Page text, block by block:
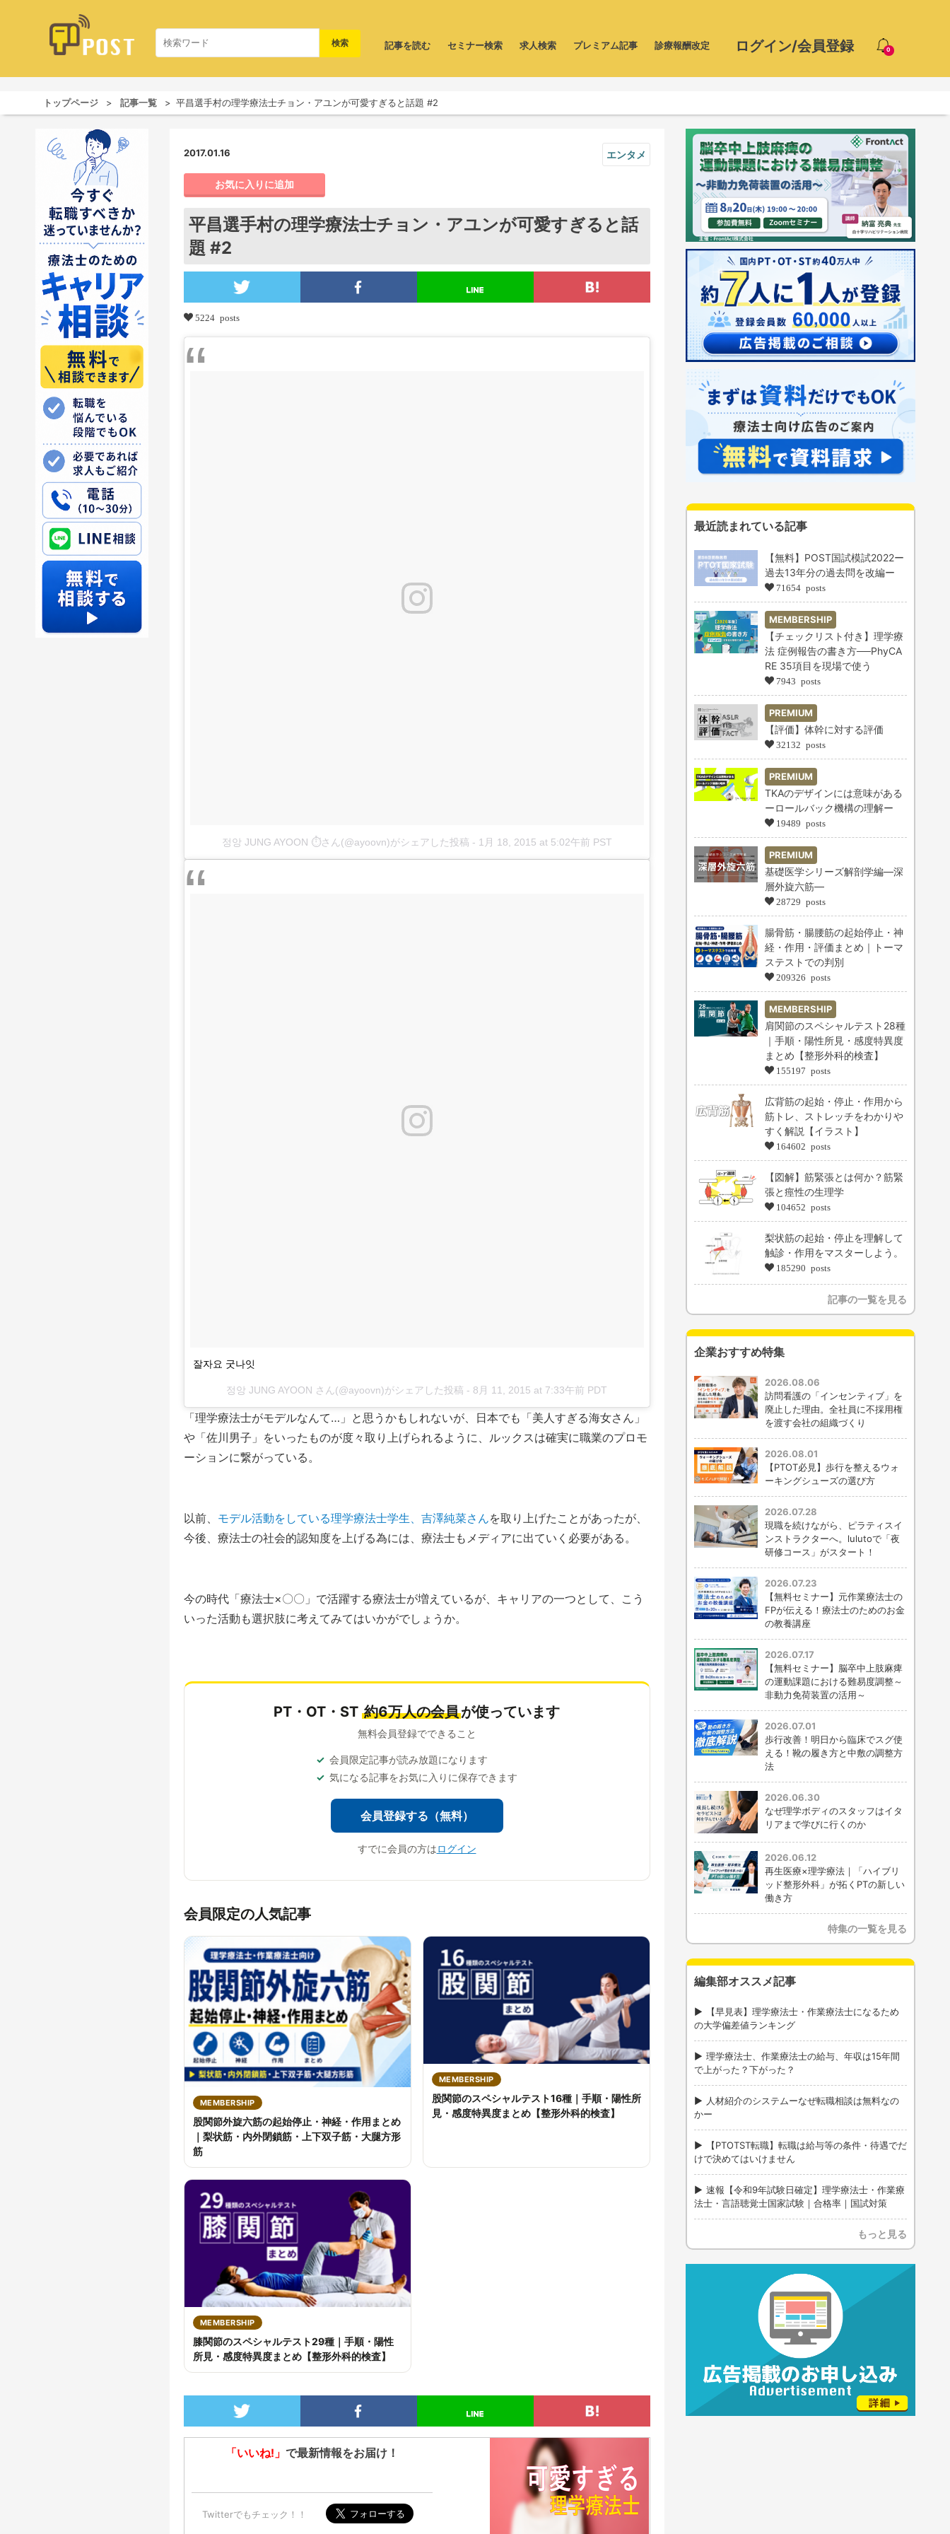
0
ログイン/会員登録
記事を読む セミナー検索 求人検索 プレミアム記事 診療報酬改定
トップページ 記事一覧 平昌選手村の理学療法士チョン・アユンが可愛すぎると話題 #2
2017.01.16 エンタメ
お気に入りに追加
平昌選手村の理学療法士チョン・アユンが可愛すぎると話
題 #2
5224 posts
정앙 JUNG AYOON ⏱さん(@ayoovn)がシェアした投稿 - 1月 18, 2015 at 5:02午前 PST
잘자요 굿나잇
정앙 JUNG AYOON さん(@ayoovn)がシェアした投稿 - 8月 11, 2015 at 7:33午前 PDT
「理学療法士がモデルなんて…」と思うかもしれないが、日本でも「美人すぎる海女さん」
や「佐川男子」をいったものが度々取り上げられるように、ルックスは確実に職業のプロモ
ーションに繋がっている。
以前、 モデル活動をしている理学療法士学生、吉澤純菜さんを取り上げたことがあったが、
今後、療法士の社会的認知度を上げる為には、療法士もメディアに出ていく必要がある。
今の時代「療法士×〇〇」で活躍する療法士が増えているが、キャリアの一つとして、こう
いった活動も選択肢に考えてみてはいかがでしょうか。
PT・OT・ST 約6万人の会員が使っています
無料会員登録でできること
会員限定記事が読み放題になります
気になる記事をお気に入りに保存できます
会員登録する（無料）
すでに会員の方はログイン
会員限定の人気記事
MEMBERSHIP
股関節外旋六筋の起始停止・神経・作用まとめ
｜梨状筋・内外閉鎖筋・上下双子筋・大腿方形
筋
MEMBERSHIP
股関節のスペシャルテスト16種｜手順・陽性所
見・感度特異度まとめ【整形外科的検査】
MEMBERSHIP
膝関節のスペシャルテスト29種｜手順・陽性
所見・感度特異度まとめ【整形外科的検査】
「いいね!」 で最新情報をお届け！
Twitterでもチェック！！
最近読まれている記事
【無料】POST国試模試2022ー
過去13年分の過去問を改編ー
71654 posts
MEMBERSHIP
【チェックリスト付き】理学療
法 症例報告の書き方──PhyCA
RE 35項目を現場で使う
7943 posts
PREMIUM
【評価】体幹に対する評価
32132 posts
PREMIUM
TKAのデザインには意味がある
ーロールバック機構の理解ー
19489 posts
PREMIUM
基礎医学シリーズ解剖学編―深
層外旋六筋―
28729 posts
腸骨筋・腸腰筋の起始停止・神
経・作用・評価まとめ｜トーマ
ステストでの判別
209326 posts
MEMBERSHIP
肩関節のスペシャルテスト28種
｜手順・陽性所見・感度特異度
まとめ【整形外科的検査】
155197 posts
広背筋の起始・停止・作用から
筋トレ、ストレッチをわかりや
すく解説【イラスト】
164602 posts
【図解】筋緊張とは何か？筋緊
張と痙性の生理学
104652 posts
梨状筋の起始・停止を理解して
触診・作用をマスターしよう。
185290 posts
記事の一覧を見る
企業おすすめ特集
2026.08.06
訪問看護の「インセンティブ」を
廃止した理由。全社員に不採用権
を渡す会社の組織づくり
2026.08.01
【PTOT必見】歩行を整えるウォ
ーキングシューズの選び方
2026.07.28
現職を続けながら、ピラティスイ
ンストラクターへ。lulutoで「夜
研修コース」がスタート！
2026.07.23
【無料セミナー】元作業療法士の
FPが伝える！療法士のためのお金
の教養講座
2026.07.17
【無料セミナー】脳卒中上肢麻痺
の運動課題における難易度調整～
非動力免荷装置の活用～
2026.07.01
歩行改善！明日から臨床でスグ使
える！靴の履き方と中敷の調整方
法
2026.06.30
なぜ理学ボディのスタッフはイタ
リアまで学びに行くのか
2026.06.12
再生医療×理学療法｜「ハイブリ
ッド整形外科」が拓くPTの新しい
働き方
特集の一覧を見る
編集部オススメ記事
【早見表】理学療法士・作業療法士になるため
の大学偏差値ランキング
理学療法士、作業療法士の給与、年収は15年間
で上がった？下がった？
人材紹介のシステムーなぜ転職相談は無料なの
かー
【PTOTST転職】転職は給与等の条件・待遇でだ
けで決めてはいけません
速報【令和9年試験日確定】理学療法士・作業療
法士・言語聴覚士国家試験｜合格率｜国試対策
もっと見る